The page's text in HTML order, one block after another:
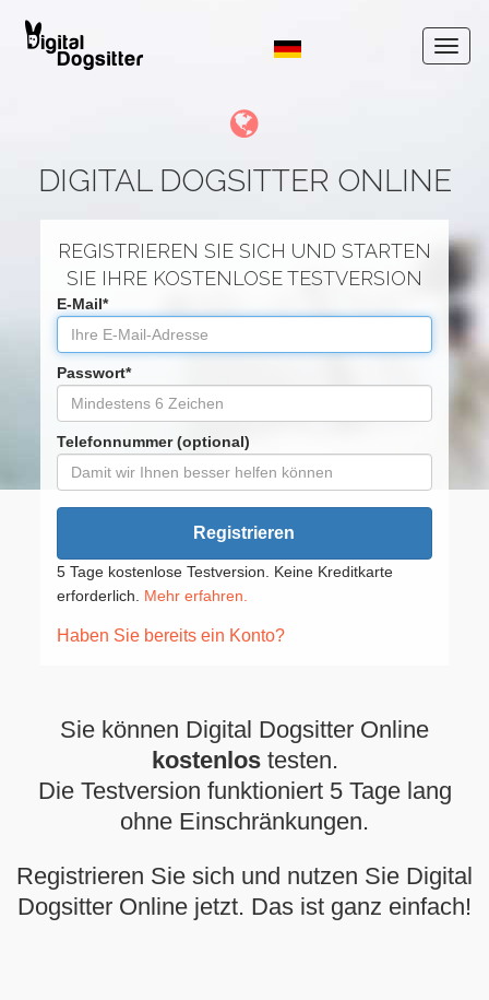
DIGITAL DOGSITTER ONLINE
REGISTRIEREN SIE SICH UND STARTEN
SIE IHRE KOSTENLOSE TESTVERSION
E-Mail*
Passwort*
Telefonnummer (optional)
Registrieren
5 Tage kostenlose Testversion. Keine Kreditkarte
erforderlich. Mehr erfahren.
Haben Sie bereits ein Konto?
Sie können Digital Dogsitter Online
kostenlostesten.
Die Testversion funktioniert 5 Tage lang
ohne Einschränkungen.
Registrieren Sie sich und nutzen Sie Digital
Dogsitter Online jetzt. Das ist ganz einfach!